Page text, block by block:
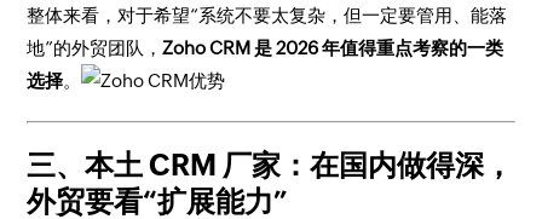
整体来看，对于希望“系统不要太复杂，但一定要管用、能落
地”的外贸团队，Zoho CRM 是 2026 年值得重点考察的一类
选择。
三、本土 CRM 厂家：在国内做得深，
外贸要看“扩展能力”